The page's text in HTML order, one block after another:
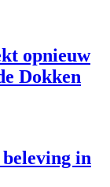
opnieuw
Dokken
in